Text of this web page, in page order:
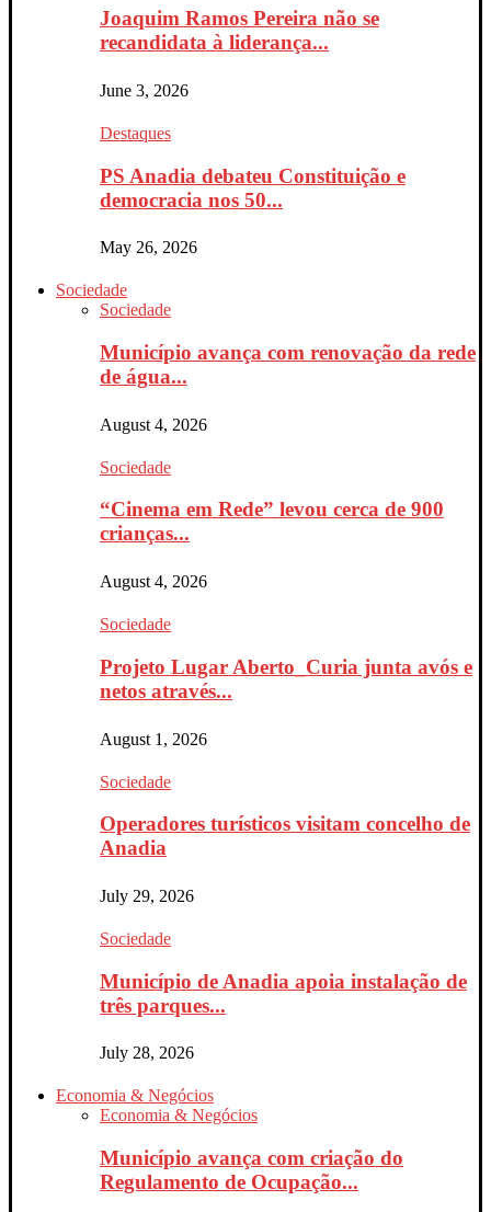
Joaquim Ramos Pereira não se
recandidata à liderança...
June 3, 2026
Destaques
PS Anadia debateu Constituição e
democracia nos 50...
May 26, 2026
Sociedade
Sociedade
Município avança com renovação da rede
de água...
August 4, 2026
Sociedade
“Cinema em Rede” levou cerca de 900
crianças...
August 4, 2026
Sociedade
Projeto Lugar Aberto_Curia junta avós e
netos através...
August 1, 2026
Sociedade
Operadores turísticos visitam concelho de
Anadia
July 29, 2026
Sociedade
Município de Anadia apoia instalação de
três parques...
July 28, 2026
Economia & Negócios
Economia & Negócios
Município avança com criação do
Regulamento de Ocupação...